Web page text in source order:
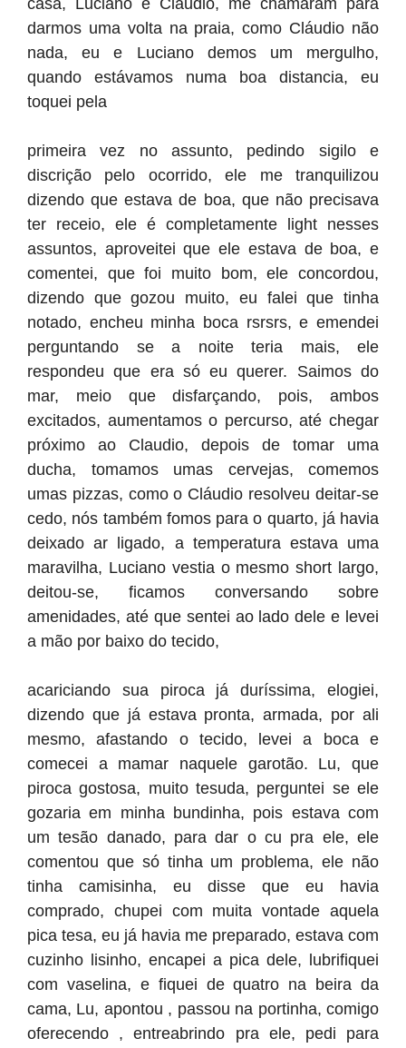
casa, Luciano e Cláudio, me chamaram para
darmos uma volta na praia, como Cláudio não
nada, eu e Luciano demos um mergulho,
quando estávamos numa boa distancia, eu
toquei pela
primeira vez no assunto, pedindo sigilo e
discrição pelo ocorrido, ele me tranquilizou
dizendo que estava de boa, que não precisava
ter receio, ele é completamente light nesses
assuntos, aproveitei que ele estava de boa, e
comentei, que foi muito bom, ele concordou,
dizendo que gozou muito, eu falei que tinha
notado, encheu minha boca rsrsrs, e emendei
perguntando se a noite teria mais, ele
respondeu que era só eu querer. Saimos do
mar, meio que disfarçando, pois, ambos
excitados, aumentamos o percurso, até chegar
próximo ao Claudio, depois de tomar uma
ducha, tomamos umas cervejas, comemos
umas pizzas, como o Cláudio resolveu deitar-se
cedo, nós também fomos para o quarto, já havia
deixado ar ligado, a temperatura estava uma
maravilha, Luciano vestia o mesmo short largo,
deitou-se, ficamos conversando sobre
amenidades, até que sentei ao lado dele e levei
a mão por baixo do tecido,
acariciando sua piroca já duríssima, elogiei,
dizendo que já estava pronta, armada, por ali
mesmo, afastando o tecido, levei a boca e
comecei a mamar naquele garotão. Lu, que
piroca gostosa, muito tesuda, perguntei se ele
gozaria em minha bundinha, pois estava com
um tesão danado, para dar o cu pra ele, ele
comentou que só tinha um problema, ele não
tinha camisinha, eu disse que eu havia
comprado, chupei com muita vontade aquela
pica tesa, eu já havia me preparado, estava com
cuzinho lisinho, encapei a pica dele, lubrifiquei
com vaselina, e fiquei de quatro na beira da
cama, Lu, apontou , passou na portinha, comigo
oferecendo , entreabrindo pra ele, pedi para